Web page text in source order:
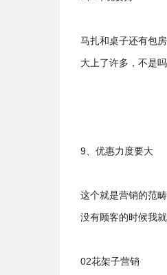
马扎和桌子还有包
大上了许多，不是吗
9、优惠力度要大
这个就是营销的范
没有顾客的时候我
02花架子营销